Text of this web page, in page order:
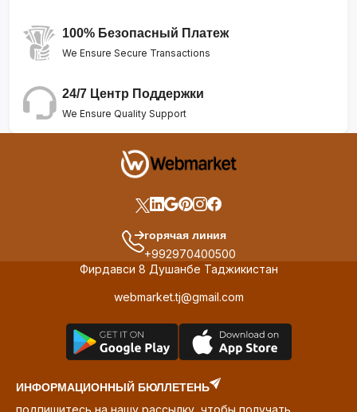
100% Безопасный Платеж
We Ensure Secure Transactions
24/7 Центр Поддержки
We Ensure Quality Support
горячая линия
+992970400500
Фирдавси 8 Душанбе Таджикистан
webmarket.tj@gmail.com
ИНФОРМАЦИОННЫЙ БЮЛЛЕТЕНЬ
подпишитесь на нашу рассылку, чтобы получать